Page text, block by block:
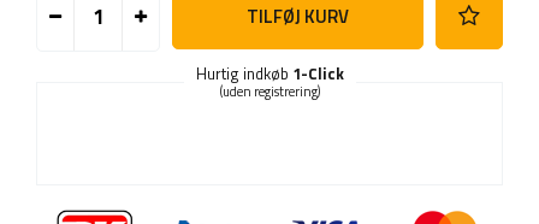
TILFØJ KURV
Hurtig indkøb 1-Click
(uden registrering)